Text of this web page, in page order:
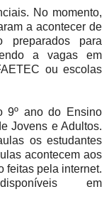
No momento,
a acontecer de
preparados para
a vagas em
ou escolas
9º ano do Ensino
Jovens e Adultos.
os estudantes
acontecem aos
feitas pela internet.
em